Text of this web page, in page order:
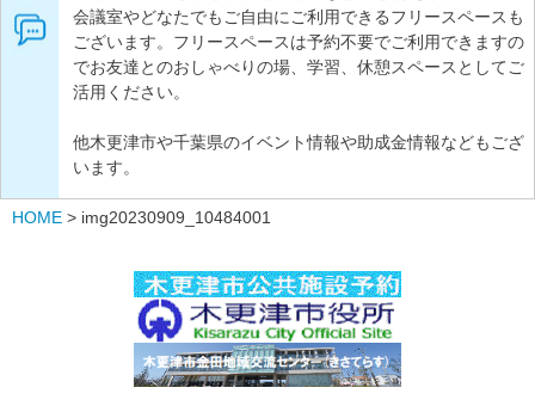
会議室やどなたでもご自由にご利用できるフリースペースも
ございます。フリースペースは予約不要でご利用できますの
でお友達とのおしゃべりの場、学習、休憩スペースとしてご
活用ください。
他木更津市や千葉県のイベント情報や助成金情報などもござ
います。
HOME > img20230909_10484001